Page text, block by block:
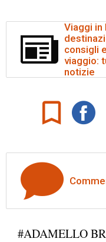
Viaggi in
consigli
viaggio:
notizie
#ADAMELLO